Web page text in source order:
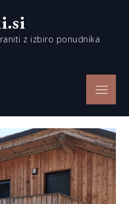
z izbiro ponudnika
Menu